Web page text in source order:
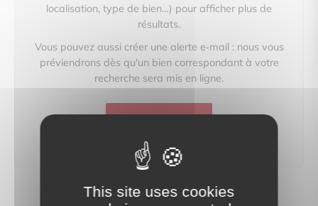
localisation, type de bien…) pour afficher plus de
résultats.
Vous pouvez aussi créer une alerte e‑mail : nous vous
préviendrons dès qu'un bien correspondant à votre
recherche sera mis en ligne.
This site uses cookies